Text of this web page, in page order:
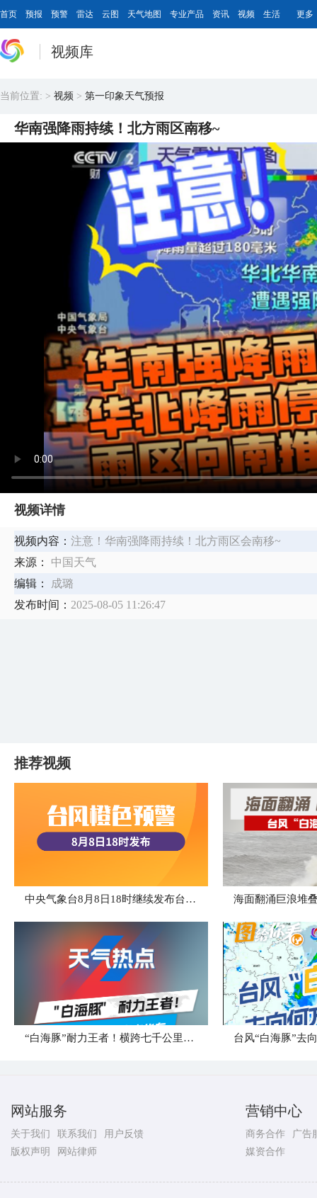
首页 预报 预警 雷达 云图 天气地图 专业产品 资讯 视频 生活 更多
视频库
当前位置: > 视频 > 第一印象天气预报
华南强降雨持续！北方雨区南移~
视频详情
视频内容： 注意！华南强降雨持续！北方雨区会南移~
来源：
中国天气
编辑：
成璐
发布时间： 2025-08-05 11:26:47
推荐视频
中央气象台8月8日18时继续发布台风橙色预警 海面翻涌巨浪堆
“白海豚”耐力王者！横跨七千公里直奔华东 台风“白海豚”去
网站服务
关于我们 联系我们
用户反馈
版权声明
网站律师
营销中心
商务合作
广告
媒资合作